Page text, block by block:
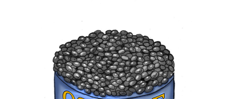
OSCIÈTRE PRESTIGE
80,00€